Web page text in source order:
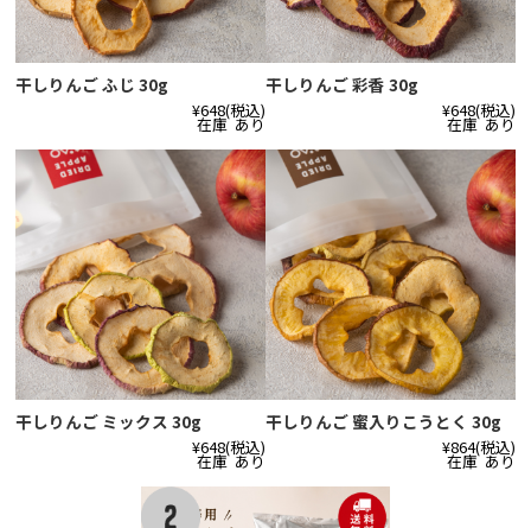
干しりんご ふじ 30g
¥648(税込)
在庫 あり
干しりんご 彩香 30g
¥648(税込)
在庫 あり
干しりんご ミックス 30g
¥648(税込)
在庫 あり
干しりんご 蜜入りこうとく 30g
¥864(税込)
在庫 あり